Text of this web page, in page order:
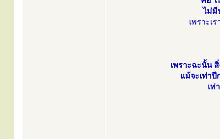
ไม่มี
เพราะเ
เพราะฉะนั้น
แม้จะเท่า
เท่